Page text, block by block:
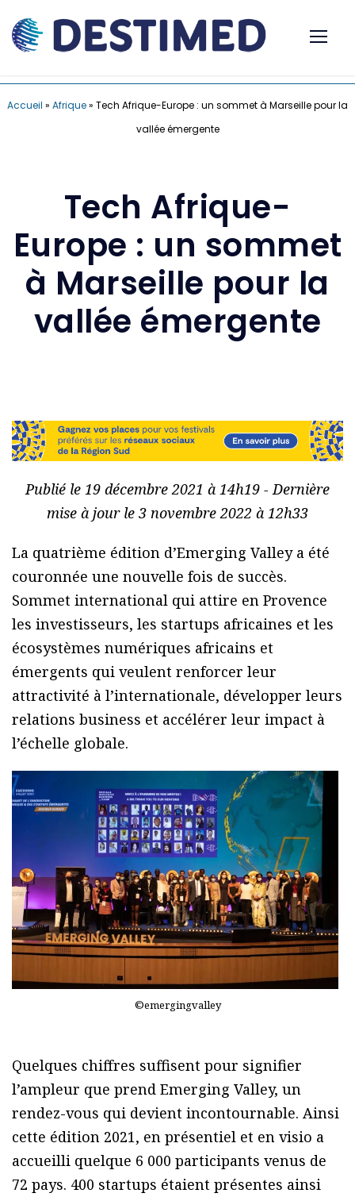
Accueil » Afrique» Tech Afrique-Europe : un sommet à Marseille pour la
vallée émergente
Tech Afrique-
Europe : un sommet
à Marseille pour la
vallée émergente
Publié le 19 décembre 2021 à 14h19 - Dernière
mise à jour le 3 novembre 2022 à 12h33
La quatrième édition d’Emerging Valley a été
couronnée une nouvelle fois de succès.
Sommet international qui attire en Provence
les investisseurs, les startups africaines et les
écosystèmes numériques africains et
émergents qui veulent renforcer leur
attractivité à l’internationale, développer leurs
relations business et accélérer leur impact à
l’échelle globale.
©emergingvalley
Quelques chiffres suffisent pour signifier
l’ampleur que prend Emerging Valley, un
rendez-vous qui devient incontournable. Ainsi
cette édition 2021, en présentiel et en visio a
accueilli quelque 6 000 participants venus de
72 pays. 400 startups étaient présentes ainsi